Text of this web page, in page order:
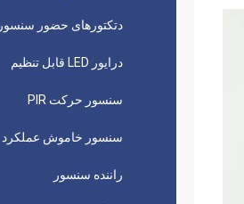
دتکتورهای حضور سنسور
درایور LED قابل تنظیم
سنسور حرکت PIR
سنسور خاموش عملکرد
راننده سنسور